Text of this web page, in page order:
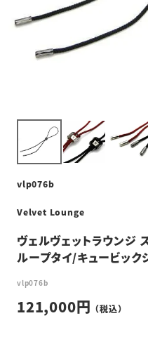
vlp076b
Velvet Lounge
ヴェルヴェットラウンジ
ループタイ/キュービック
vlp076b
121,000